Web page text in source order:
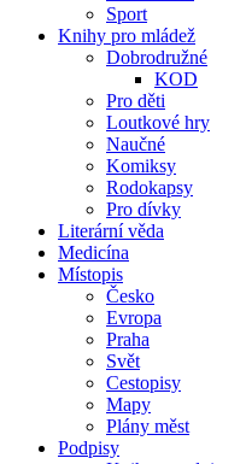
Sport
Knihy pro mládež
Dobrodružné
KOD
Pro děti
Loutkové hry
Naučné
Komiksy
Rodokapsy
Pro dívky
Literární věda
Medicína
Místopis
Česko
Evropa
Praha
Svět
Cestopisy
Mapy
Plány měst
Podpisy